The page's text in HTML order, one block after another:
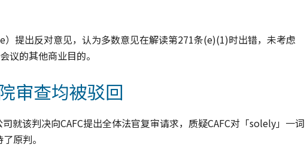
提出反对意见，认为多数意见在解读第271条(e)(1)时出错，未考虑
议的其他商业目的。
审查均被驳回
就该判决向CAFC提出全体法官复审请求，质疑CAFC对「solely」一词
原判。